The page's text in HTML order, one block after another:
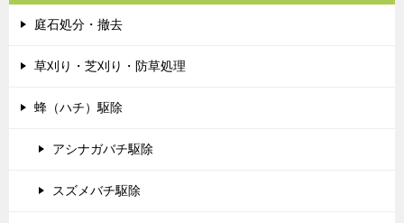
庭石処分・撤去
草刈り・芝刈り・防草処理
蜂（ハチ）駆除
アシナガバチ駆除
スズメバチ駆除